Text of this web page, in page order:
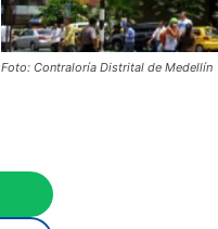
Foto: Contraloría Distrital de Medellín